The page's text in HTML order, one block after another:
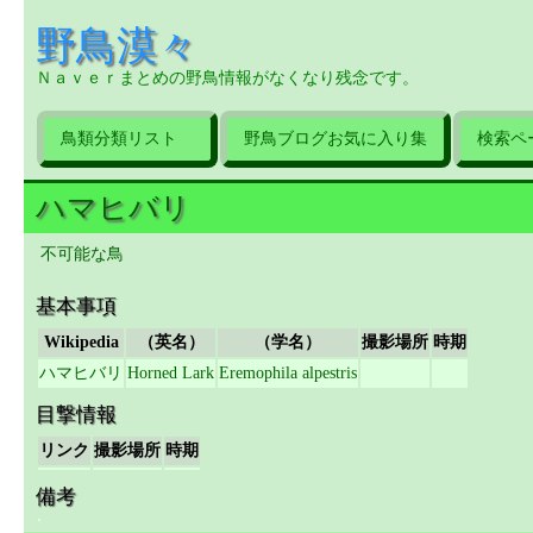
野鳥漠々
Ｎａｖｅｒまとめの野鳥情報がなくなり残念です。
鳥類分類リスト 野鳥ブログお気に入り集 検索ペ
ハマヒバリ
不可能な鳥
基本事項
Wikipedia （英名） （学名） 撮影場所 時期
ハマヒバリ Horned Lark Eremophila alpestris
目撃情報
リンク 撮影場所 時期
備考